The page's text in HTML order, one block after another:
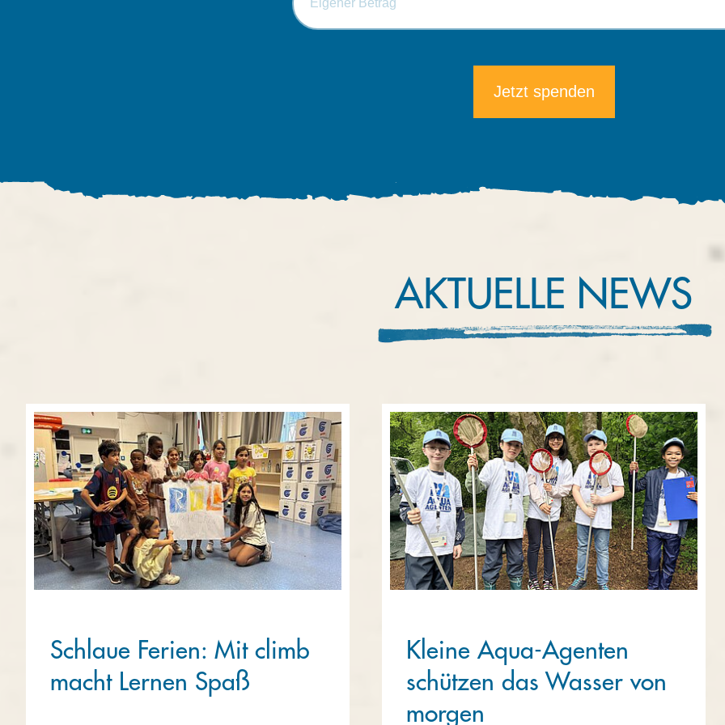
Die minimale Spende beträgt 5€.
AKTUELLE NEWS
Schlaue Ferien: Mit climb
macht Lernen Spaß
Kleine Aqua-Agenten
schützen das Wasser von
morgen